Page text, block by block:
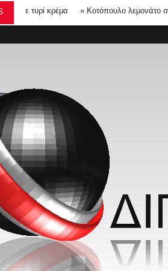
τυρί κρέμα »Κοτόπουλο λεμονάτο στο